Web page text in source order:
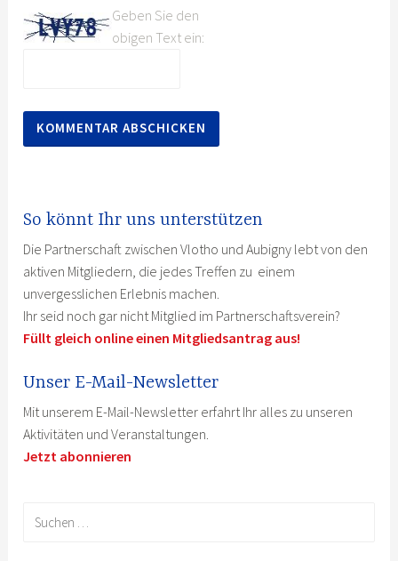
Geben Sie den
obigen Text ein:
So könnt Ihr uns unterstützen
Die Partnerschaft zwischen Vlotho und Aubigny lebt von den
aktiven Mitgliedern, die jedes Treffen zu einem
unvergesslichen Erlebnis machen.
Ihr seid noch gar nicht Mitglied im Partnerschaftsverein?
Füllt gleich online einen Mitgliedsantrag aus!
Unser E-Mail-Newsletter
Mit unserem E-Mail-Newsletter erfahrt Ihr alles zu unseren
Aktivitäten und Veranstaltungen.
Jetzt abonnieren